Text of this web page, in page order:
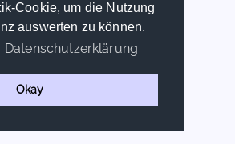
Cookie, um die Nutzung
auswerten zu können.
Datenschutzerklärung
Okay